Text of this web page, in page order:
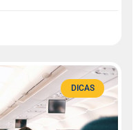
DICAS